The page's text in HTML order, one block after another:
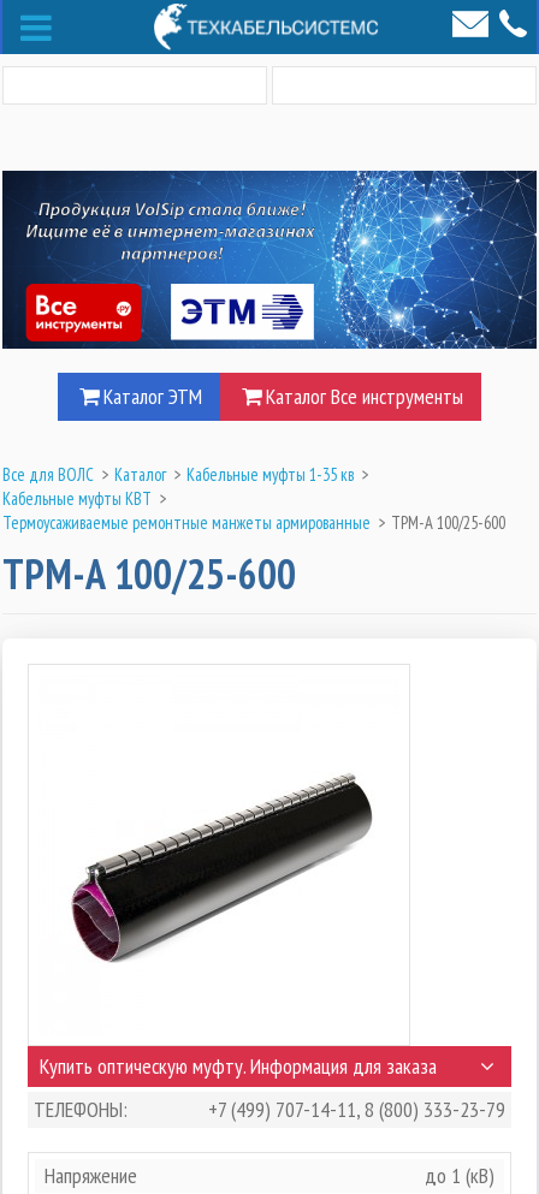
Каталог ЭТМ Каталог Все инструменты
Все для ВОЛС > Каталог > Кабельные муфты 1-35 кв >
Кабельные муфты КВТ >
Термоусаживаемые ремонтные манжеты армированные > ТРМ-А 100/25-600
ТРМ-А 100/25-600
Купить оптическую муфту. Информация для заказа
ТЕЛЕФОНЫ:
+7 (499) 707-14-11,8 (800) 333-23-79
Напряжение
до 1 (кВ)